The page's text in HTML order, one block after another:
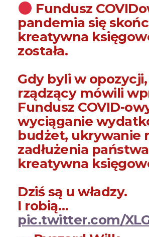
Fundusz
pandemia się
kreatywna
została.
Gdy byli w
rządzący mówili
Fundusz COVID-
wyciąganie
budżet, ukrywanie
zadłużenia
kreatywna
Dziś są u władzy.
I robią…
pic.twitter.com/